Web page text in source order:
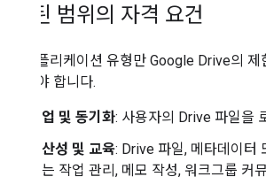
제한된 범위의 자격 요건
특정 애플리케이션 유형만 Google Drive의
에 속해야 합니다.
백업 및 동기화: 사용자의 Drive 파일을
생산성 및 교육: Drive 파일, 메타데이터
에는 작업 관리, 메모 작성, 워크그룹